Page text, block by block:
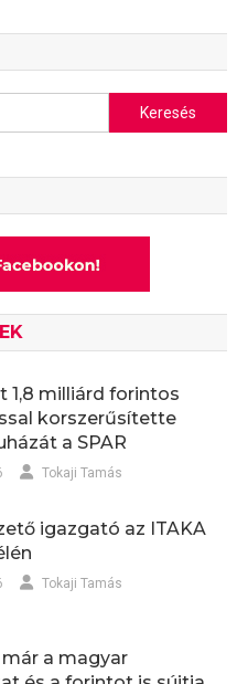
Keresés:
1,8 milliárd forintos
korszerűsítette
a SPAR
Tokaji Tamás
igazgató az ITAKA
Tokaji Tamás
a magyar